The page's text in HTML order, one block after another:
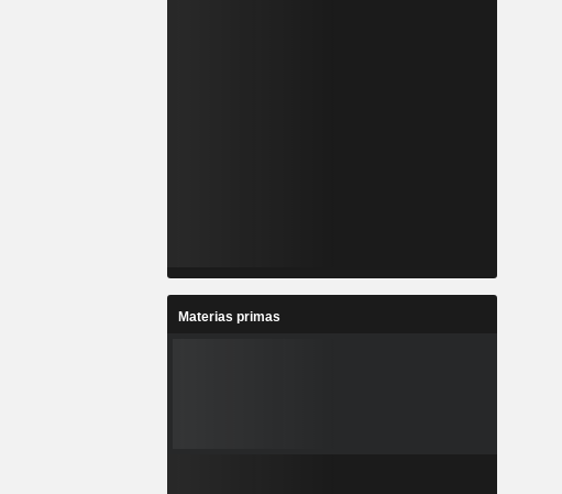
Materias primas